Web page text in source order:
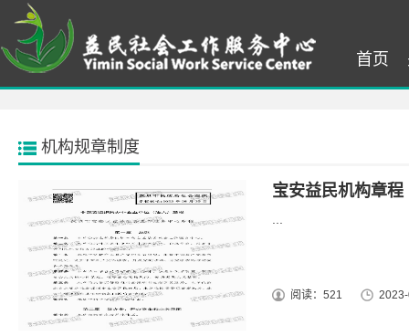
首页
机构规章制度
宝安益民机构章
阅读：521